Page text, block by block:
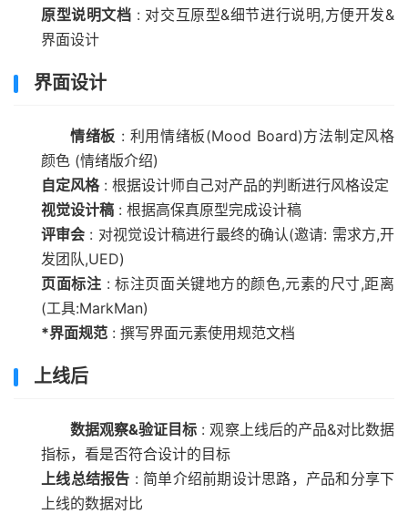
原型说明文档 : 对交互原型&细节进行说明,方便开发&
界面设计
界面设计
情绪板 : 利用情绪板(Mood Board)方法制定风格
颜色 (情绪版介绍)
自定风格: 根据设计师自己对产品的判断进行风格设定
视觉设计稿 : 根据高保真原型完成设计稿
评审会 : 对视觉设计稿进行最终的确认(邀请: 需求方,开
发团队,UED)
页面标注 : 标注页面关键地方的颜色,元素的尺寸,距离
(工具:MarkMan)
*界面规范 : 撰写界面元素使用规范文档
上线后
数据观察&验证目标 : 观察上线后的产品&对比数据
指标，看是否符合设计的目标
上线总结报告 : 简单介绍前期设计思路，产品和分享下
上线的数据对比